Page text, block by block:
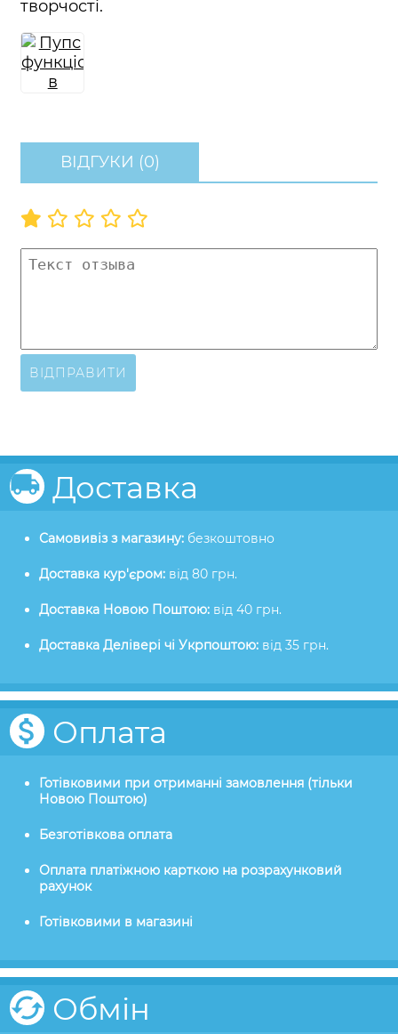
творчості.
ВІДГУКИ (0)
ВІДПРАВИТИ
Доставка
Самовивіз з магазину: безкоштовно
Доставка кур'єром: від 80 грн.
Доставка Новою Поштою: від 40 грн.
Доставка Делівері чі Укрпоштою: від 35 грн.
Оплата
Готівковими при отриманні замовлення (тільки
Новою Поштою)
Безготівкова оплата
Оплата платіжною карткою на розрахунковий
рахунок
Готівковими в магазині
Обмін